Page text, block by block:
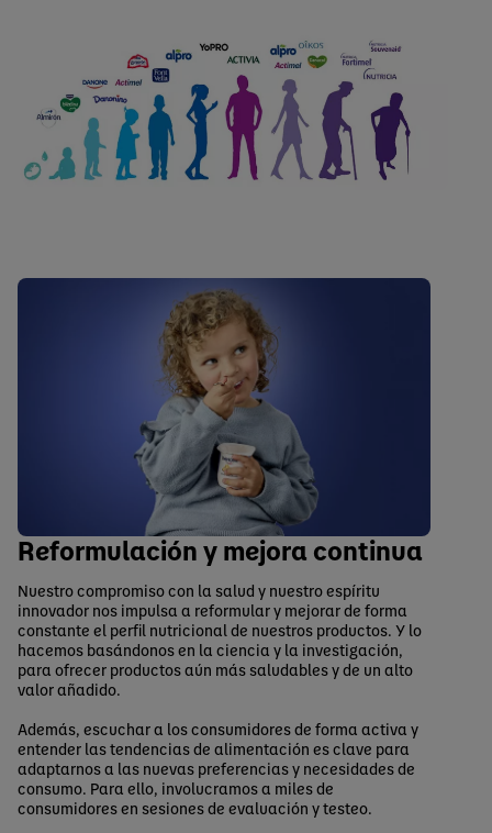
Reformulación y mejora continua
Nuestro compromiso con la salud y nuestro espíritu
innovador nos impulsa a reformular y mejorar de forma
constante el perfil nutricional de nuestros productos. Y lo
hacemos basándonos en la ciencia y la investigación,
para ofrecer productos aún más saludables y de un alto
valor añadido.
Además, escuchar a los consumidores de forma activa y
entender las tendencias de alimentación es clave para
adaptarnos a las nuevas preferencias y necesidades de
consumo. Para ello, involucramos a miles de
consumidores en sesiones de evaluación y testeo.